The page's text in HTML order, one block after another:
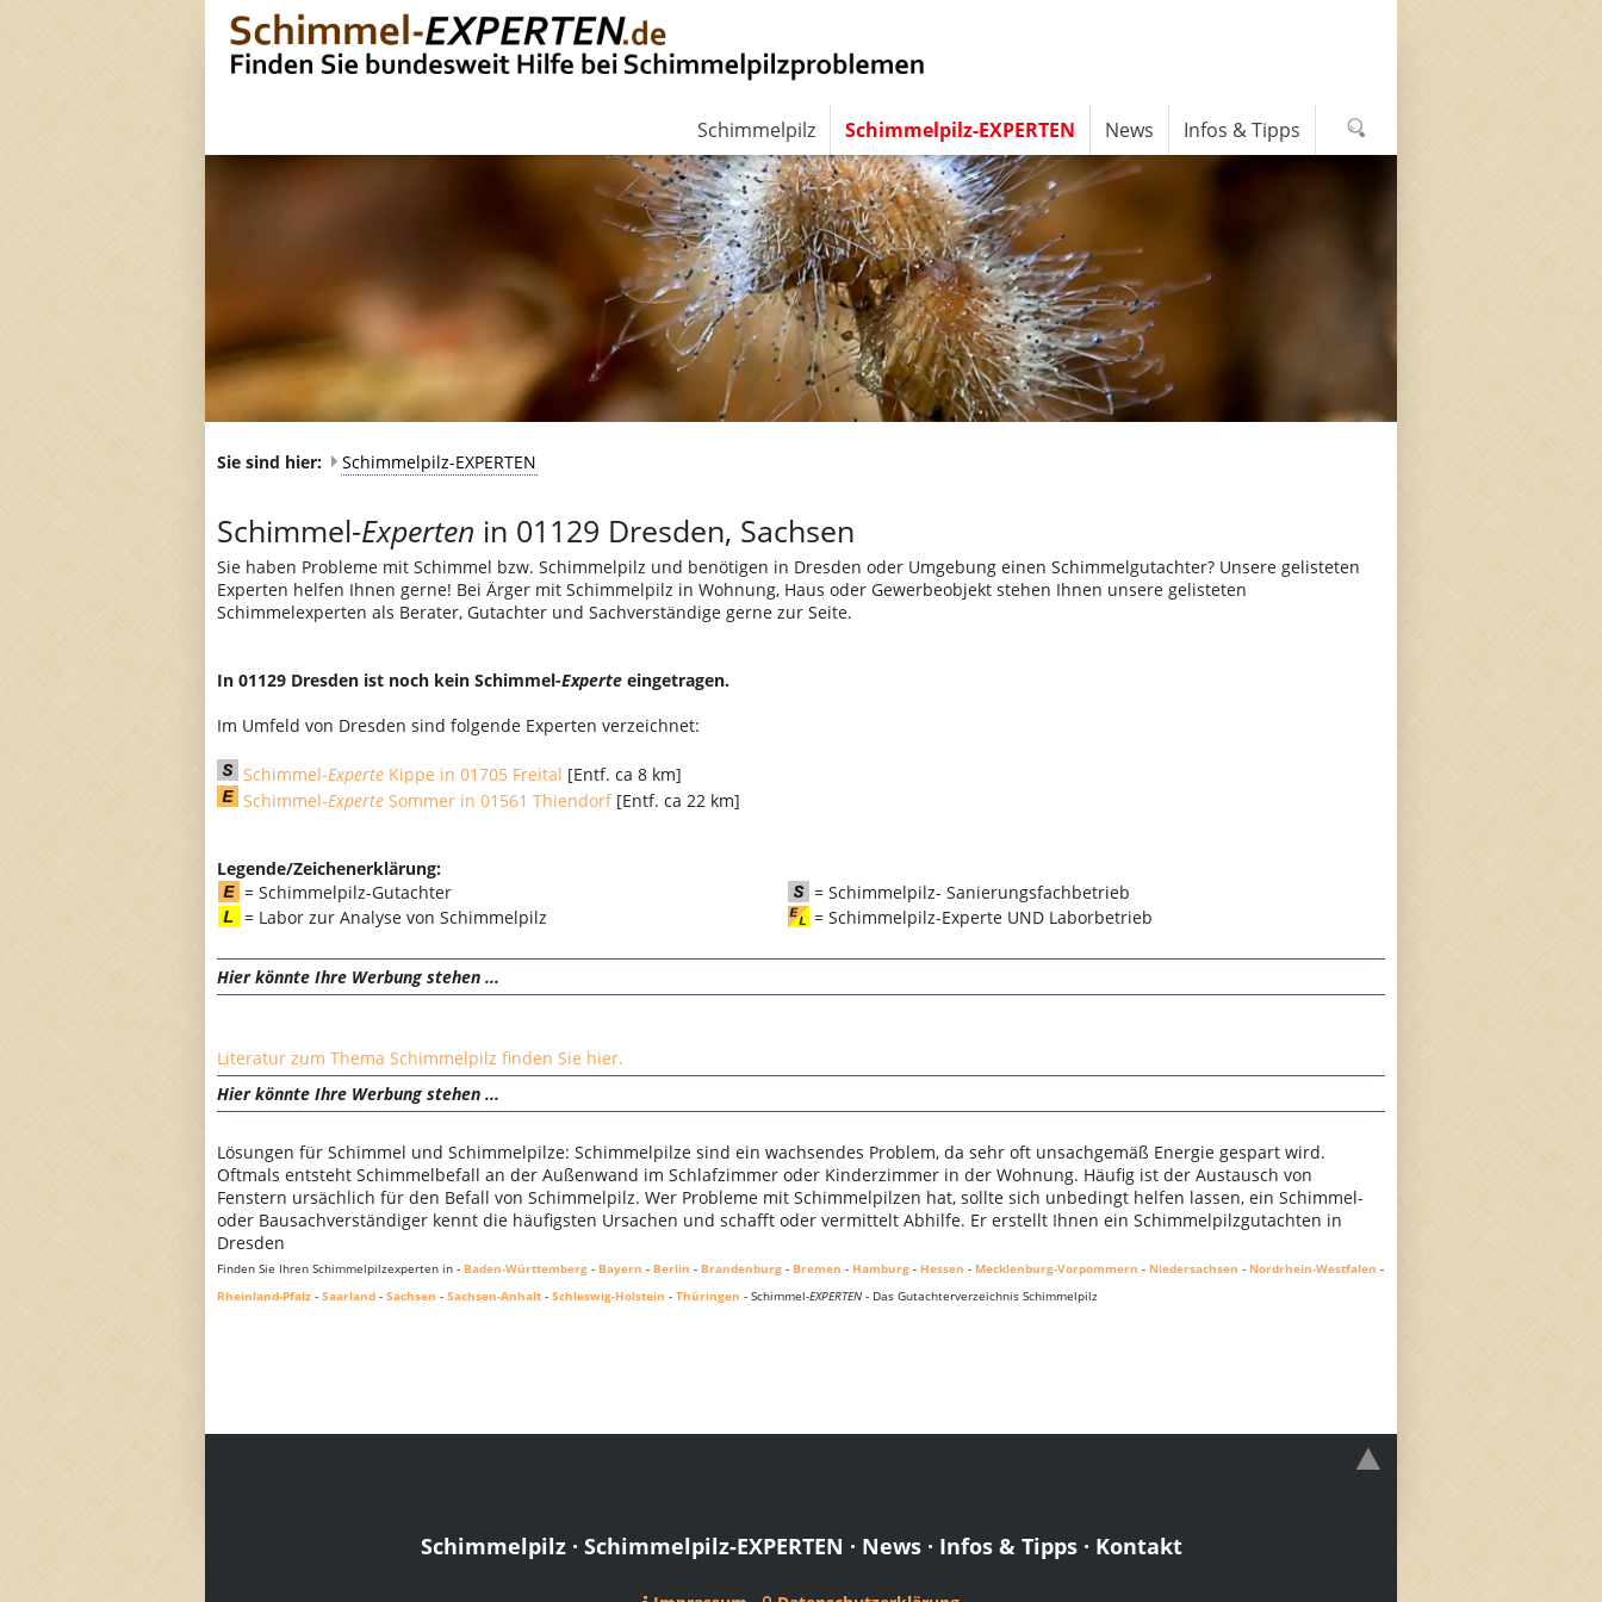
Sie sind hier: Schimmelpilz-EXPERTEN
Schimmel-Experten in 01129 Dresden, Sachsen
Sie haben Probleme mit Schimmel bzw. Schimmelpilz und benötigen in Dresden oder Umgebung einen Schimmelgutachter? Unsere gelisteten
Experten helfen Ihnen gerne! Bei Ärger mit Schimmelpilz in Wohnung, Haus oder Gewerbeobjekt stehen Ihnen unsere gelisteten
Schimmelexperten als Berater, Gutachter und Sachverständige gerne zur Seite.
In 01129 Dresden ist noch kein Schimmel-Experte eingetragen.
Im Umfeld von Dresden sind folgende Experten verzeichnet:
Schimmel-Experte Kippe in 01705 Freital [Entf. ca 8 km]
Schimmel-Experte Sommer in 01561 Thiendorf[Entf. ca 22 km]
Legende/Zeichenerklärung:
= Schimmelpilz-Gutachter
= Schimmelpilz- Sanierungsfachbetrieb
= Labor zur Analyse von Schimmelpilz
= Schimmelpilz-Experte UND Laborbetrieb
Hier könnte Ihre Werbung stehen ...
Literatur zum Thema Schimmelpilz finden Sie hier.
Hier könnte Ihre Werbung stehen ...
Lösungen für Schimmel und Schimmelpilze: Schimmelpilze sind ein wachsendes Problem, da sehr oft unsachgemäß Energie gespart wird.
Oftmals entsteht Schimmelbefall an der Außenwand im Schlafzimmer oder Kinderzimmer in der Wohnung. Häufig ist der Austausch von
Fenstern ursächlich für den Befall von Schimmelpilz. Wer Probleme mit Schimmelpilzen hat, sollte sich unbedingt helfen lassen, ein Schimmel-
oder Bausachverständiger kennt die häufigsten Ursachen und schafft oder vermittelt Abhilfe. Er erstellt Ihnen ein Schimmelpilzgutachten in
Dresden
Finden Sie Ihren Schimmelpilzexperten in - Baden-Württemberg - Bayern - Berlin - Brandenburg - Bremen - Hamburg - Hessen - Mecklenburg-Vorpommern - Niedersachsen - Nordrhein-Westfalen -
Rheinland-Pfalz - Saarland - Sachsen - Sachsen-Anhalt - Schleswig-Holstein - Thüringen - Schimmel-EXPERTEN - Das Gutachterverzeichnis Schimmelpilz
Schimmelpilz· Schimmelpilz-EXPERTEN · News· Infos & Tipps· Kontakt
Schimmelpilz Schimmelpilz-EXPERTEN News Infos & Tipps